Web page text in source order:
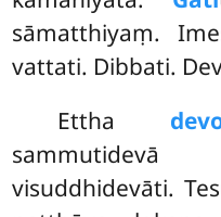
sāmatthiyaṃ.
vattati. Dibbati.
Ettha
visuddhidevāti.